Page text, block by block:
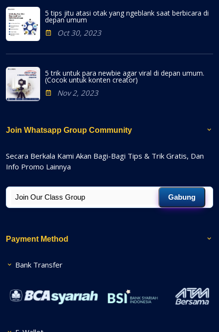
5 tips jitu atasi otak yang ngeblank saat berbicara di
depan umum
Oct 30, 2023
5 trik untuk para newbie agar viral di depan umum.
(Cocok untuk konten creator)
Nov 2, 2023
Join Whatsapp Group Community
Secara Berkala Kami Akan Bagi-Bagi Tips & Trik Gratis, Dan
Info Promo Lainnya
Gabung
Payment Method
Bank Transfer